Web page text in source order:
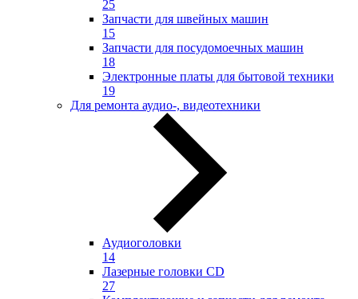
25
Запчасти для швейных машин
15
Запчасти для посудомоечных машин
18
Электронные платы для бытовой техники
19
Для ремонта аудио-, видеотехники
Аудиоголовки
14
Лазерные головки CD
27